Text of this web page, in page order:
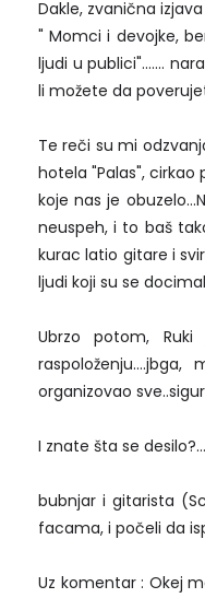
Dakle, zvanična
" Momci i devojke,
ljudi u publici".......
li možete da
Te reči su mi
hotela "Palas",
koje nas je
neuspeh, i to baš
kurac latio gitare i
ljudi koji su se
Ubrzo potom,
organizovao
I znate šta se
bubnjar i gitarista
facama, i počeli da
Uz komentar : Okej